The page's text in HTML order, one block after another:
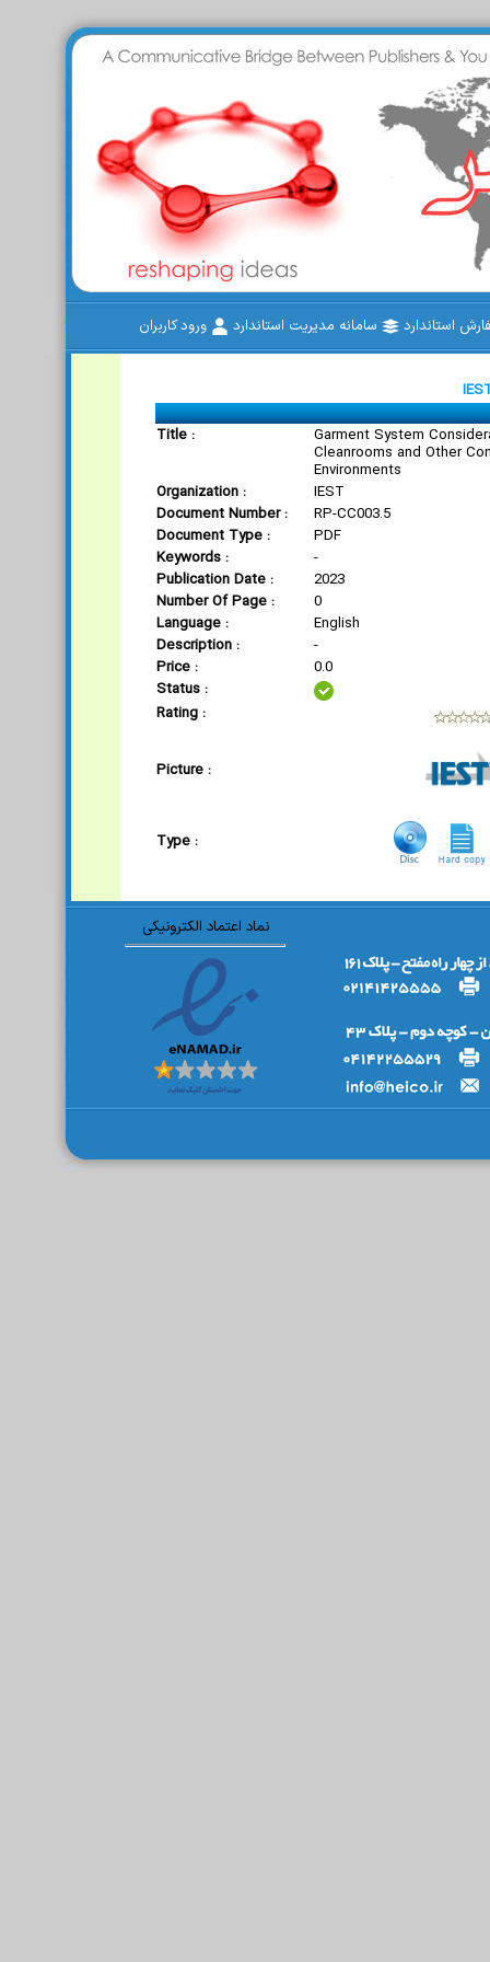
استاندارد سامانه مدیریت استاندارد ورود کاربران
Title :
Garment System
Cleanrooms and Other
Environments
Organization :
IEST
Document Number :
RP-CC003.5
Document Type :
PDF
Keywords :
-
Publication Date :
2023
Number Of Page :
0
Language :
English
Description :
-
Price :
0.0
Status :
Rating :
Picture :
Type :
نماد اعتماد الکترونیکی